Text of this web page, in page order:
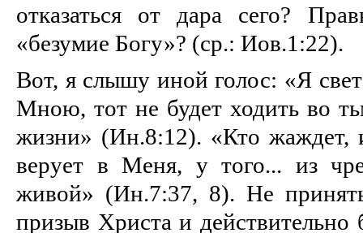
отказаться от дара сего?
«безумие Богу»? (ср.: Иов.1:22).
Вот, я слышу иной голос: «Я
Мною, тот не будет ходить во
жизни» (Ин.8:12). «Кто
верует в Меня, у того... из
живой» (Ин.7:37, 8). Не
призыв Христа и действительно